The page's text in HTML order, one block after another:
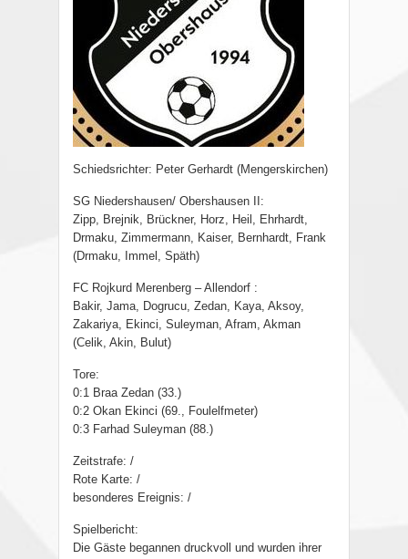
Schiedsrichter: Peter Gerhardt (Mengerskirchen)
SG Niedershausen/ Obershausen II:
Zipp, Brejnik, Brückner, Horz, Heil, Ehrhardt,
Drmaku, Zimmermann, Kaiser, Bernhardt, Frank
(Drmaku, Immel, Späth)
FC Rojkurd Merenberg – Allendorf :
Bakir, Jama, Dogrucu, Zedan, Kaya, Aksoy,
Zakariya, Ekinci, Suleyman, Afram, Akman
(Celik, Akin, Bulut)
Tore:
0:1 Braa Zedan (33.)
0:2 Okan Ekinci (69., Foulelfmeter)
0:3 Farhad Suleyman (88.)
Zeitstrafe: /
Rote Karte: /
besonderes Ereignis: /
Spielbericht:
Die Gäste begannen druckvoll und wurden ihrer